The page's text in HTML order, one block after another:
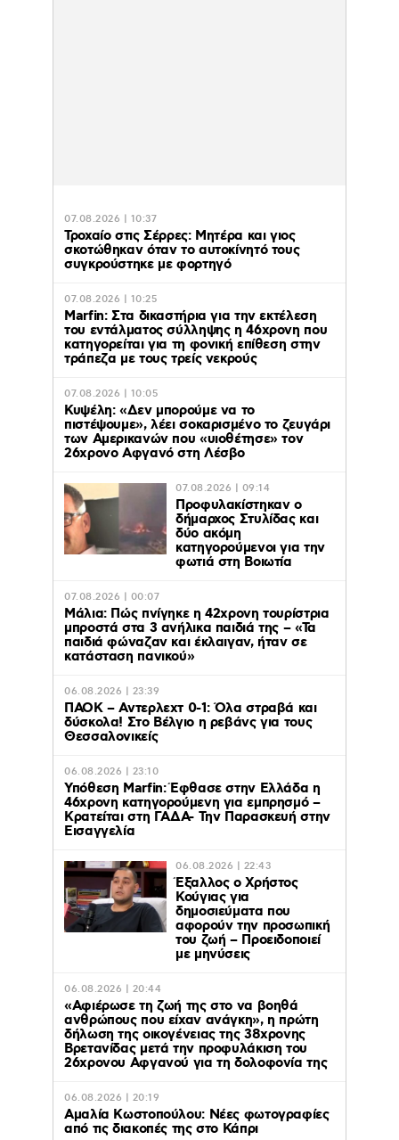
07.08.2026 | 10:37
Τροχαίο στις Σέρρες: Μητέρα και γιος
σκοτώθηκαν όταν το αυτοκίνητό τους
συγκρούστηκε με φορτηγό
07.08.2026 | 10:25
Marfin: Στα δικαστήρια για την εκτέλεση
του εντάλματος σύλληψης η 46χρονη που
κατηγορείται για τη φονική επίθεση στην
τράπεζα με τους τρείς νεκρούς
07.08.2026 | 10:05
Κυψέλη: «Δεν μπορούμε να το
πιστέψουμε», λέει σοκαρισμένο το ζευγάρι
των Αμερικανών που «υιοθέτησε» τον
26χρονο Αφγανό στη Λέσβο
07.08.2026 | 09:14
Προφυλακίστηκαν ο
δήμαρχος Στυλίδας και
δύο ακόμη
κατηγορούμενοι για την
φωτιά στη Βοιωτία
07.08.2026 | 00:07
Μάλια: Πώς πνίγηκε η 42χρονη τουρίστρια
μπροστά στα 3 ανήλικα παιδιά της – «Τα
παιδιά φώναζαν και έκλαιγαν, ήταν σε
κατάσταση πανικού»
06.08.2026 | 23:39
ΠΑΟΚ – Αντερλεχτ 0-1: Όλα στραβά και
δύσκολα! Στο Βέλγιο η ρεβάνς για τους
Θεσσαλονικείς
06.08.2026 | 23:10
Υπόθεση Marfin: Έφθασε στην Ελλάδα η
46χρονη κατηγορούμενη για εμπρησμό –
Κρατείται στη ΓΑΔΑ- Την Παρασκευή στην
Εισαγγελία
06.08.2026 | 22:43
Έξαλλος ο Χρήστος
Κούγιας για
δημοσιεύματα που
αφορούν την προσωπική
του ζωή – Προειδοποιεί
με μηνύσεις
06.08.2026 | 20:44
«Αφιέρωσε τη ζωή της στο να βοηθά
ανθρώπους που είχαν ανάγκη», η πρώτη
δήλωση της οικογένειας της 38χρονης
Βρετανίδας μετά την προφυλάκιση του
26χρονου Αφγανού για τη δολοφονία της
06.08.2026 | 20:19
Αμαλία Κωστοπούλου: Νέες φωτογραφίες
από τις διακοπές της στο Κάπρι